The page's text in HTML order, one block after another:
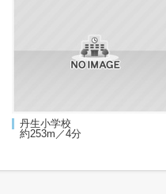
丹生小学校
約253m／4分